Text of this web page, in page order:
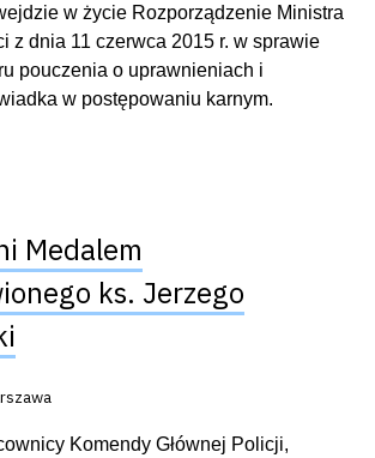
w życie Rozporządzenie Ministra
z dnia 11 czerwca 2015 r. w sprawie
pouczenia o uprawnieniach i
w postępowaniu karnym.
Medalem
ks. Jerzego
Komendy Głównej Policji,